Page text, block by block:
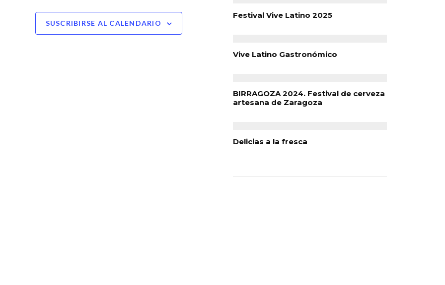
SUSCRIBIRSE AL CALENDARIO
Festival Vive Latino 2025
Vive Latino Gastronómico
BIRRAGOZA 2024. Festival de cerveza
artesana de Zaragoza
Delicias a la fresca